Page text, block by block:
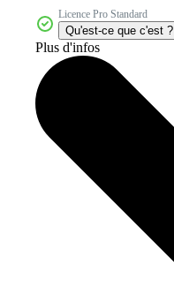
Licence Pro Standard
Qu'est-ce que c'est ?
Plus d'infos